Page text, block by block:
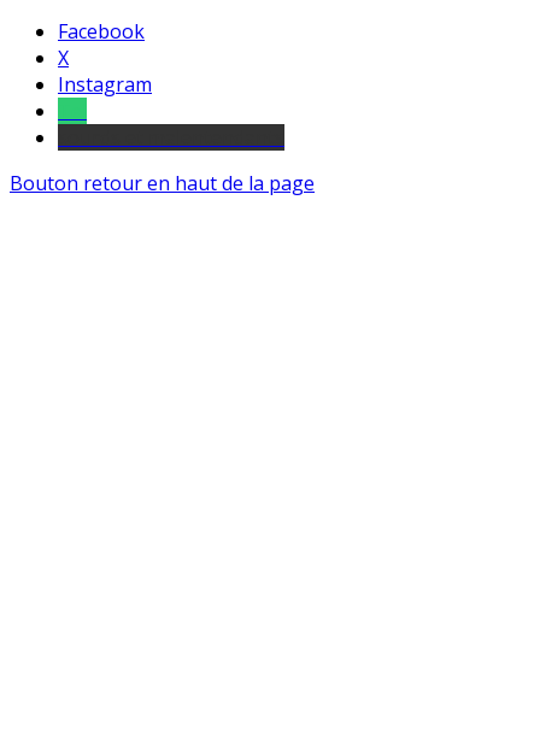
Facebook
X
Instagram
Bouton retour en haut de la page